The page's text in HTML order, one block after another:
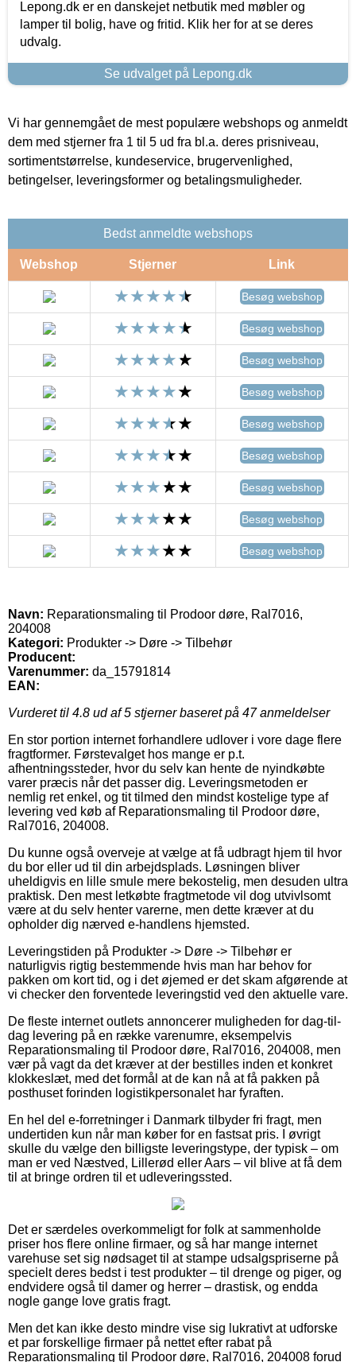
Lepong.dk er en danskejet netbutik med møbler og
lamper til bolig, have og fritid. Klik her for at se deres
udvalg.
Se udvalget på Lepong.dk
Vi har gennemgået de mest populære webshops og anmeldt
dem med stjerner fra 1 til 5 ud fra bl.a. deres prisniveau,
sortimentstørrelse, kundeservice, brugervenlighed,
betingelser, leveringsformer og betalingsmuligheder.
Bedst anmeldte webshops
Webshop Stjerner Link
Besøg webshop
Besøg webshop
Besøg webshop
Besøg webshop
Besøg webshop
Besøg webshop
Besøg webshop
Besøg webshop
Besøg webshop
Navn: Reparationsmaling til Prodoor døre, Ral7016,
204008
Kategori: Produkter -> Døre -> Tilbehør
Producent:
Varenummer: da_15791814
EAN:
Vurderet til 4.8 ud af 5 stjerner baseret på 47anmeldelser
En stor portion internet forhandlere udlover i vore dage flere
fragtformer. Førstevalget hos mange er p.t.
afhentningssteder, hvor du selv kan hente de nyindkøbte
varer præcis når det passer dig. Leveringsmetoden er
nemlig ret enkel, og tit tilmed den mindst kostelige type af
levering ved køb af Reparationsmaling til Prodoor døre,
Ral7016, 204008.
Du kunne også overveje at vælge at få udbragt hjem til hvor
du bor eller ud til din arbejdsplads. Løsningen bliver
uheldigvis en lille smule mere bekostelig, men desuden ultra
praktisk. Den mest letkøbte fragtmetode vil dog utvivlsomt
være at du selv henter varerne, men dette kræver at du
opholder dig nærved e-handlens hjemsted.
Leveringstiden på Produkter -> Døre -> Tilbehør er
naturligvis rigtig bestemmende hvis man har behov for
pakken om kort tid, og i det øjemed er det skam afgørende at
vi checker den forventede leveringstid ved den aktuelle vare.
De fleste internet outlets annoncerer muligheden for dag-til-
dag levering på en række varenumre, eksempelvis
Reparationsmaling til Prodoor døre, Ral7016, 204008, men
vær på vagt da det kræver at der bestilles inden et konkret
klokkeslæt, med det formål at de kan nå at få pakken på
posthuset forinden logistikpersonalet har fyraften.
En hel del e-forretninger i Danmark tilbyder fri fragt, men
undertiden kun når man køber for en fastsat pris. I øvrigt
skulle du vælge den billigste leveringstype, der typisk – om
man er ved Næstved, Lillerød eller Aars – vil blive at få dem
til at bringe ordren til et udleveringssted.
Det er særdeles overkommeligt for folk at sammenholde
priser hos flere online firmaer, og så har mange internet
varehuse set sig nødsaget til at stampe udsalgspriserne på
specielt deres bedst i test produkter – til drenge og piger, og
endvidere også til damer og herrer – drastisk, og endda
nogle gange love gratis fragt.
Men det kan ikke desto mindre vise sig lukrativt at udforske
et par forskellige firmaer på nettet efter rabat på
Reparationsmaling til Prodoor døre, Ral7016, 204008 forud